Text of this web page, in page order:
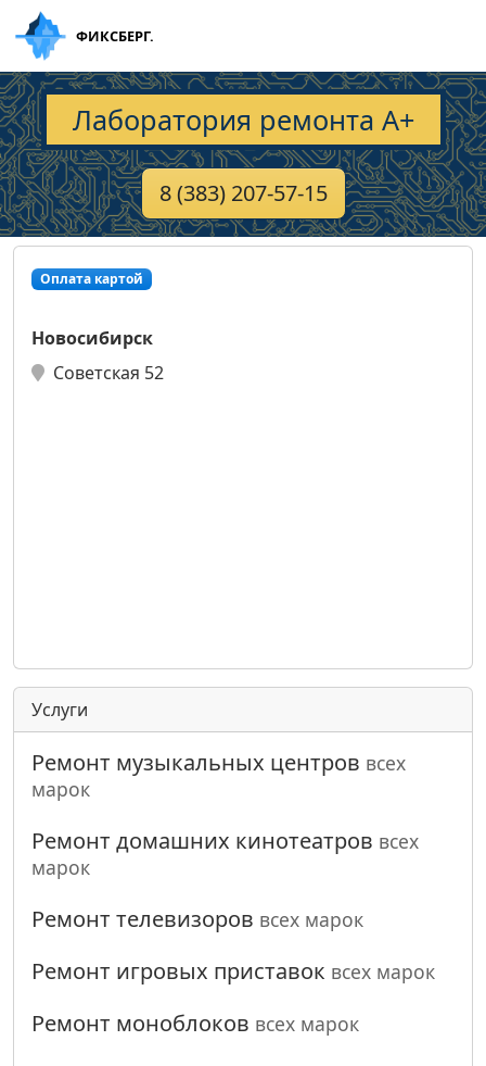
ФИКСБЕРГ.
Лаборатория ремонта А+
8 (383) 207-57-15
Оплата картой
Новосибирск
Советская 52
Услуги
Ремонт музыкальных центров всех
марок
Ремонт домашних кинотеатров всех
марок
Ремонт телевизоров всех марок
Ремонт игровых приставок всех марок
Ремонт моноблоков всех марок